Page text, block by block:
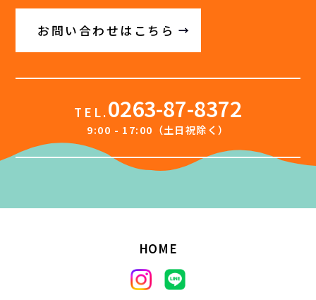
お問い合わせはこちら
TEL.0263-87-8372
9:00 - 17:00（土日祝除く）
HOME